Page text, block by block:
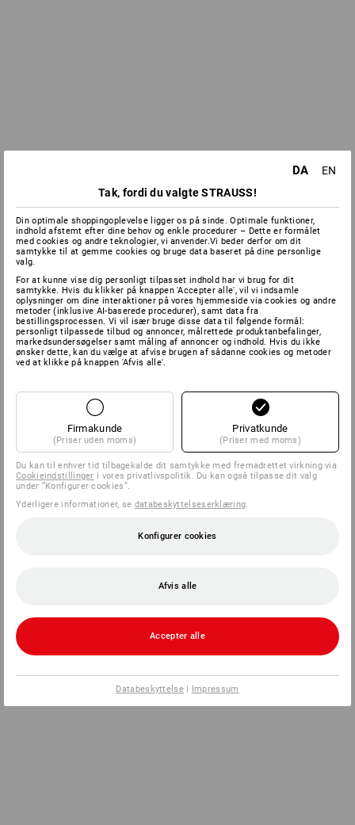
DA
EN
Tak, fordi du valgte STRAUSS!
Din optimale shoppingoplevelse ligger os på sinde. Optimale funktioner,
indhold afstemt efter dine behov og enkle procedurer – Dette er formålet
med cookies og andre teknologier, vi anvender.Vi beder derfor om dit
samtykke til at gemme cookies og bruge data baseret på dine personlige
valg.
For at kunne vise dig personligt tilpasset indhold har vi brug for dit
samtykke. Hvis du klikker på knappen 'Accepter alle', vil vi indsamle
oplysninger om dine interaktioner på vores hjemmeside via cookies og andre
metoder (inklusive AI-baserede procedurer), samt data fra
bestillingsprocessen. Vi vil især bruge disse data til følgende formål:
personligt tilpassede tilbud og annoncer, målrettede produktanbefalinger,
markedsundersøgelser samt måling af annoncer og indhold. Hvis du ikke
ønsker dette, kan du vælge at afvise brugen af sådanne cookies og metoder
ved at klikke på knappen 'Afvis alle'.
Firmakunde
(Priser uden moms)
Privatkunde
(Priser med moms)
Du kan til enhver tid tilbagekalde dit samtykke med fremadrettet virkning via
Cookieindstillinger i vores privatlivspolitik. Du kan også tilpasse dit valg
under ”Konfigurer cookies”.
Yderligere informationer, se databeskyttelseserklæring.
Konfigurer cookies
Afvis alle
Accepter alle
Databeskyttelse| Impressum